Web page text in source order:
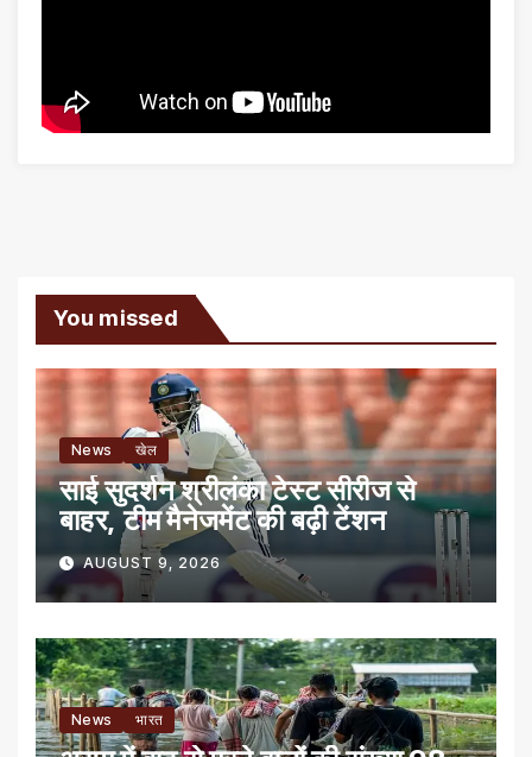
You missed
News खेल
साई सुदर्शन श्रीलंका टेस्ट सीरीज से
बाहर, टीम मैनेजमेंट की बढ़ी टेंशन
AUGUST 9, 2026
News भारत